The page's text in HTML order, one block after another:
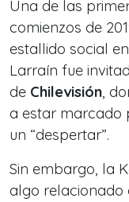
Una de las
comienzos de
estallido social
Larraín fue
de Chilevisión,
a estar marcado
un “despertar”.
Sin embargo, la
algo relacionado